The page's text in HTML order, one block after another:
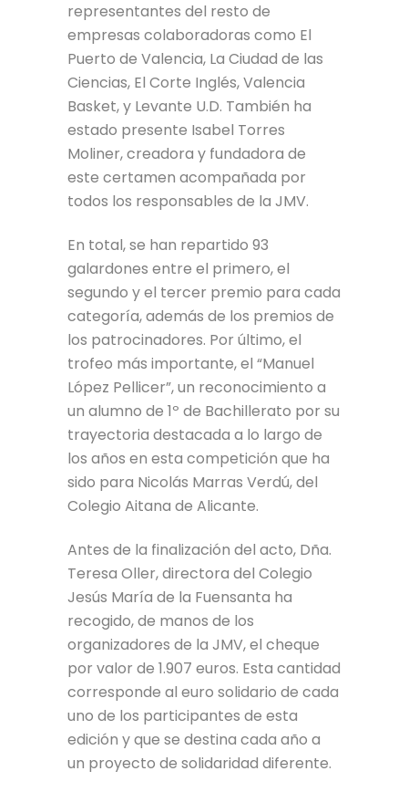
representantes del resto de
empresas colaboradoras como El
Puerto de Valencia, La Ciudad de las
Ciencias, El Corte Inglés, Valencia
Basket, y Levante U.D. También ha
estado presente Isabel Torres
Moliner, creadora y fundadora de
este certamen acompañada por
todos los responsables de la JMV.
En total, se han repartido 93
galardones entre el primero, el
segundo y el tercer premio para cada
categoría, además de los premios de
los patrocinadores. Por último, el
trofeo más importante, el “Manuel
López Pellicer”, un reconocimiento a
un alumno de 1º de Bachillerato por su
trayectoria destacada a lo largo de
los años en esta competición que ha
sido para Nicolás Marras Verdú, del
Colegio Aitana de Alicante.
Antes de la finalización del acto, Dña.
Teresa Oller, directora del Colegio
Jesús María de la Fuensanta ha
recogido, de manos de los
organizadores de la JMV, el cheque
por valor de 1.907 euros. Esta cantidad
corresponde al euro solidario de cada
uno de los participantes de esta
edición y que se destina cada año a
un proyecto de solidaridad diferente.